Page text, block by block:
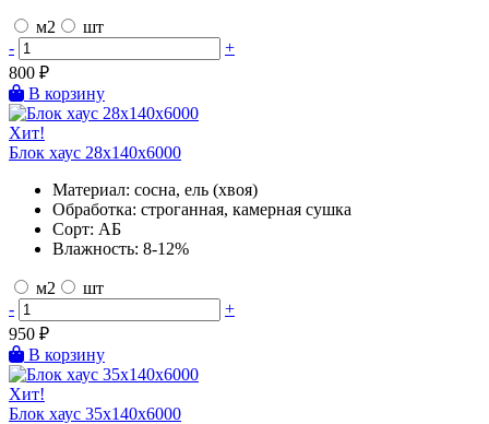
м2
шт
-
+
800 ₽
В корзину
Хит!
Блок хаус 28х140х6000
Материал: сосна, ель (хвоя)
Обработка: строганная, камерная сушка
Сорт: АБ
Влажность: 8-12%
м2
шт
-
+
950 ₽
В корзину
Хит!
Блок хаус 35х140х6000